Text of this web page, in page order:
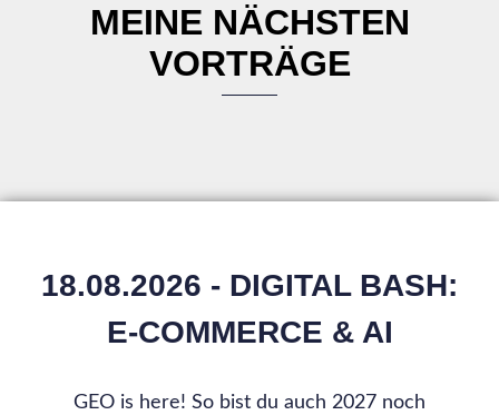
MEINE NÄCHSTEN
VORTRÄGE
18.08.2026 - DIGITAL BASH:
E-COMMERCE & AI
GEO is here! So bist du auch 2027 noch